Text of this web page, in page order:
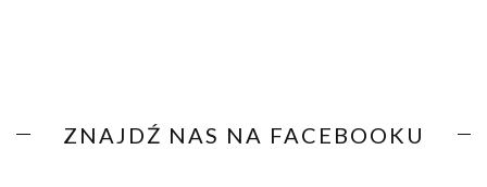
ZNAJDŹ NAS NA FACEBOOKU